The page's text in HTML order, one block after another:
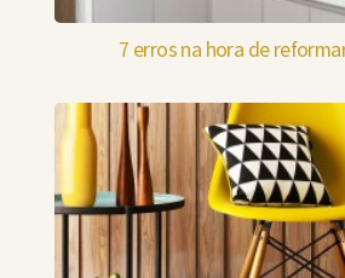
7 erros na hora de